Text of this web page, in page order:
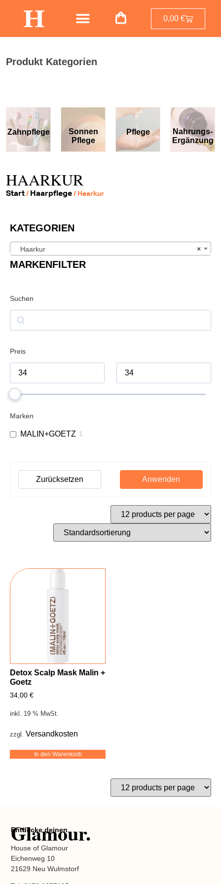
0,00€
Produkt Kategorien
Zahnpflege
Sonnen
Pflege
Pflege
Nahrungs-
Ergänzung
HAARKUR
Start/ Haarpflege/ Haarkur
KATEGORIEN
×
Haarkur
MARKENFILTER
Suchen
Preis
Marken
MALIN+GOETZ 1
Anwenden
Zurücksetzen
Detox Scalp Mask Malin +
Goetz
34,00 €
inkl. 19 % MwSt.
zzgl. Versandkosten
In den Warenkorb
Entdecke deinen
Glamour.
House of Glamour
Eichenweg 10
21629 Neu Wulmstorf